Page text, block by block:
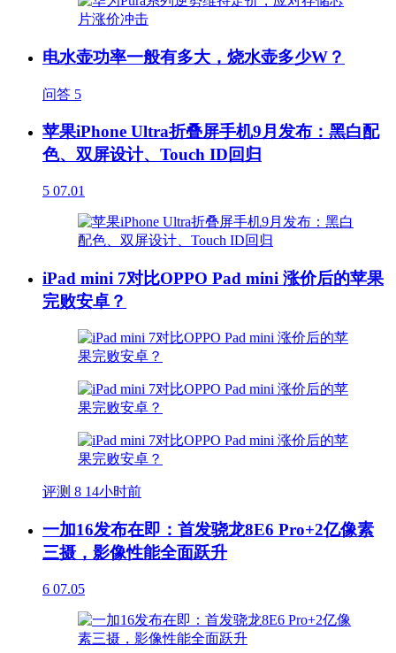
电水壶功率一般有多大，烧水壶多少W？
问答 5
苹果iPhone Ultra折叠屏手机9月发布：黑白配
色、双屏设计、Touch ID回归
5 07.01
iPad mini 7对比OPPO Pad mini 涨价后的苹果
完败安卓？
评测 8 14小时前
一加16发布在即：首发骁龙8E6 Pro+2亿像素
三摄，影像性能全面跃升
6 07.05